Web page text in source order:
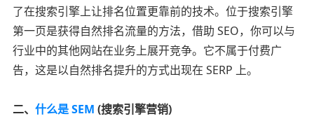
了在搜索引擎上让排名位置更靠前的技术。位于搜索引擎
第一页是获得自然排名流量的方法，借助 SEO，你可以与
行业中的其他网站在业务上展开竞争。它不属于付费广
告，这是以自然排名提升的方式出现在 SERP 上。
二、 什么是 SEM (搜索引擎营销)